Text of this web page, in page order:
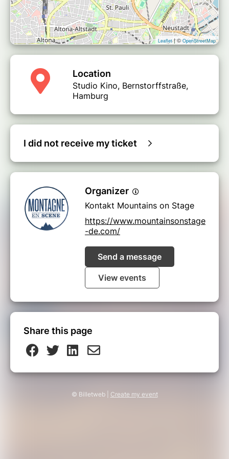
Leaflet| © OpenStreetMap
Location
Studio Kino, Bernstorffstraße,
Hamburg
I did not receive my ticket
Organizer
Kontakt Mountains on Stage
https://www.mountainsonstage
-de.com/
Send a message
View events
Share this page
© Billetweb | Create my event